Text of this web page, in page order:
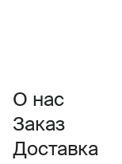
О нас
Заказ
Доставка